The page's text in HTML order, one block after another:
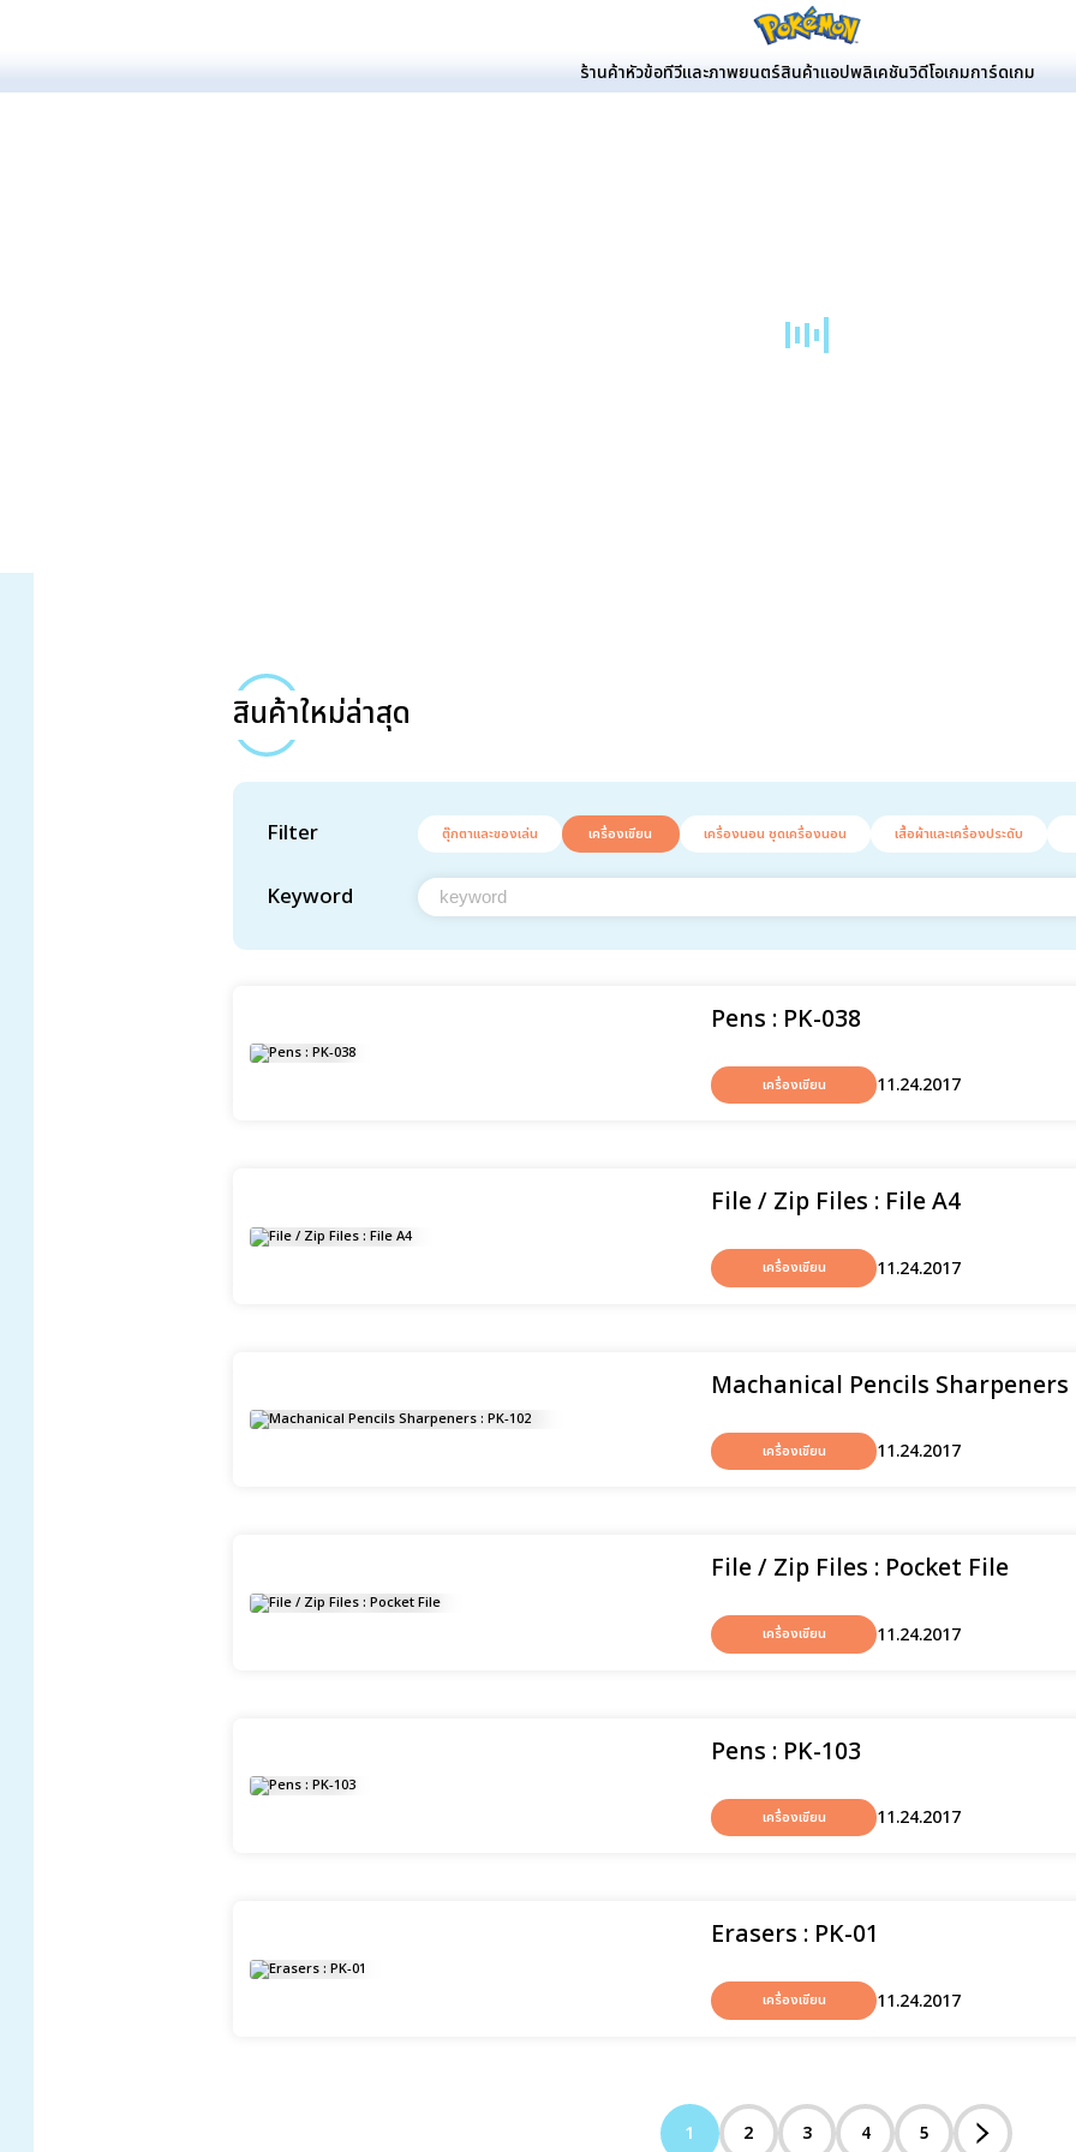
ร้านค้าหัวข้อทีวีและภาพยนตร์สินค้าแอปพลิเคชันวิดีโอเกมการ์ดเกม
สินค้าใหม่ล่าสุด
Filter ตุ๊กตาและของเล่น เครื่องเขียน เครื่องนอน ชุดเครื่องนอน เสื้อผ้าและเครื่องประดับ
Keyword
Pens : PK-038
เครื่องเขียน 11.24.2017
File / Zip Files : File A4
เครื่องเขียน 11.24.2017
Machanical Pencils Sharpeners
เครื่องเขียน 11.24.2017
File / Zip Files : Pocket File
เครื่องเขียน 11.24.2017
Pens : PK-103
เครื่องเขียน 11.24.2017
Erasers : PK-01
เครื่องเขียน 11.24.2017
1 2 3 4 5